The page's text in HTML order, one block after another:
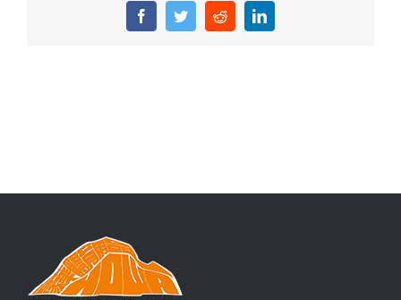
FacebookTwitterRedditLinkedIn